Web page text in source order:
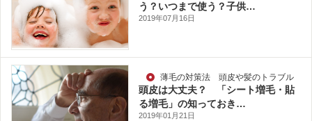
う？いつまで使う？子供…
2019年07月16日
薄毛の対策法 頭皮や髪のトラブル
頭皮は大丈夫？ 「シート増毛・貼
る増毛」の知っておき…
2019年01月21日